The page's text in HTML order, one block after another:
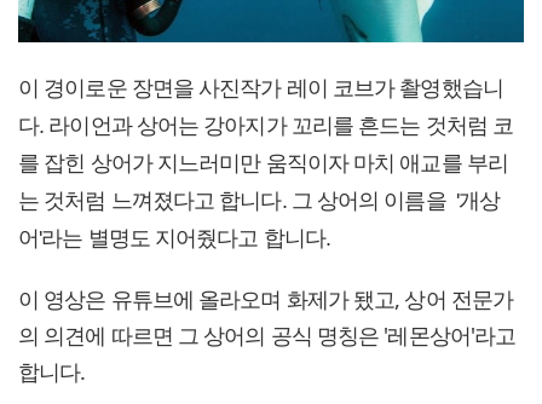
이 경이로운 장면을 사진작가 레이 코브가 촬영했습니
다. 라이언과 상어는 강아지가 꼬리를 흔드는 것처럼 코
를 잡힌 상어가 지느러미만 움직이자 마치 애교를 부리
는 것처럼 느껴졌다고 합니다. 그 상어의 이름을 '개상
어'라는 별명도 지어줬다고 합니다.
이 영상은 유튜브에 올라오며 화제가 됐고, 상어 전문가
의 의견에 따르면 그 상어의 공식 명칭은 '레몬상어'라고
합니다.